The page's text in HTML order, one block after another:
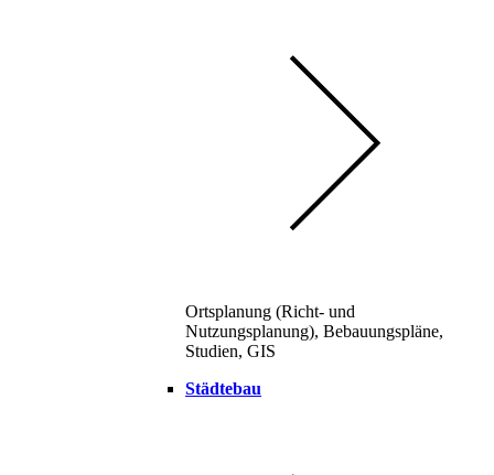
Ortsplanung (Richt- und
Nutzungsplanung), Bebauungspläne,
Studien, GIS
Städtebau